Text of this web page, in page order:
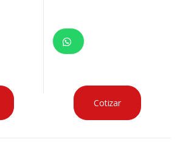
Cotizar